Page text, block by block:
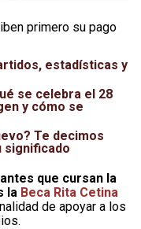
primero su pago
estadísticas y
se celebra el 28
y cómo se
Te decimos
significado
que cursan la
la Beca Rita Cetina
de apoyar a los